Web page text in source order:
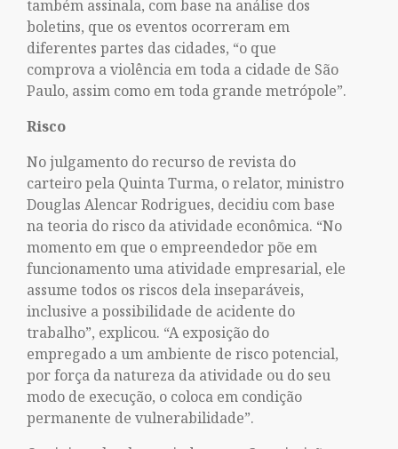
também assinala, com base na análise dos
boletins, que os eventos ocorreram em
diferentes partes das cidades, “o que
comprova a violência em toda a cidade de São
Paulo, assim como em toda grande metrópole”.
Risco
No julgamento do recurso de revista do
carteiro pela Quinta Turma, o relator, ministro
Douglas Alencar Rodrigues, decidiu com base
na teoria do risco da atividade econômica. “No
momento em que o empreendedor põe em
funcionamento uma atividade empresarial, ele
assume todos os riscos dela inseparáveis,
inclusive a possibilidade de acidente do
trabalho”, explicou. “A exposição do
empregado a um ambiente de risco potencial,
por força da natureza da atividade ou do seu
modo de execução, o coloca em condição
permanente de vulnerabilidade”.